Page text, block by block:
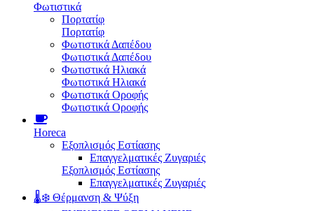
Φωτιστικά
Πορτατίφ
Πορτατίφ
Φωτιστικά Δαπέδου
Φωτιστικά Δαπέδου
Φωτιστικά Ηλιακά
Φωτιστικά Ηλιακά
Φωτιστικά Οροφής
Φωτιστικά Οροφής
Horeca
Εξοπλισμός Εστίασης
Επαγγελματικές Ζυγαριές
Εξοπλισμός Εστίασης
Επαγγελματικές Ζυγαριές
🌡️❄️ Θέρμανση & Ψύξη